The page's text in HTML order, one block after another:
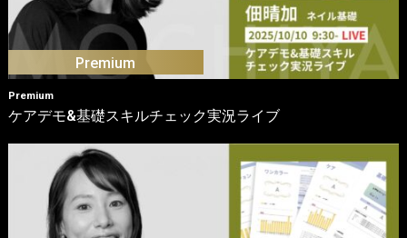
Premium
ケアデモ&基礎スキルチェック実況ライブ